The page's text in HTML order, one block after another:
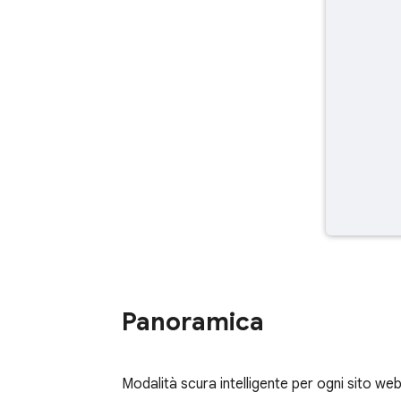
Panoramica
Modalità scura intelligente per ogni sito